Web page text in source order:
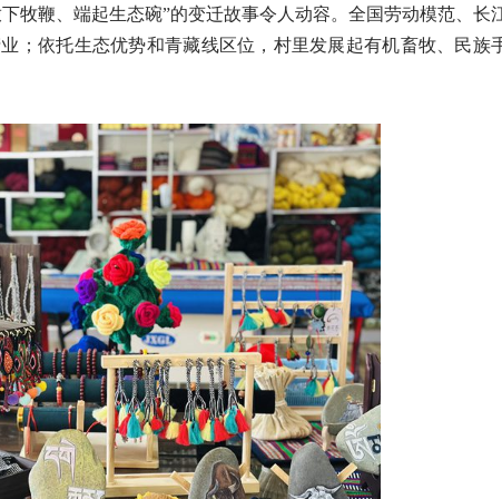
鞭、端起生态碗”的变迁故事令人动容。全国劳动模范、长
；依托生态优势和青藏线区位，村里发展起有机畜牧、民族